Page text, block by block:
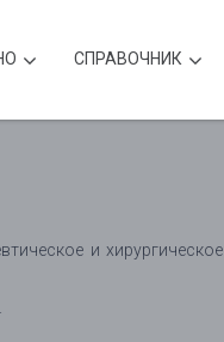
CПРАВОЧНИК
и хирургическое